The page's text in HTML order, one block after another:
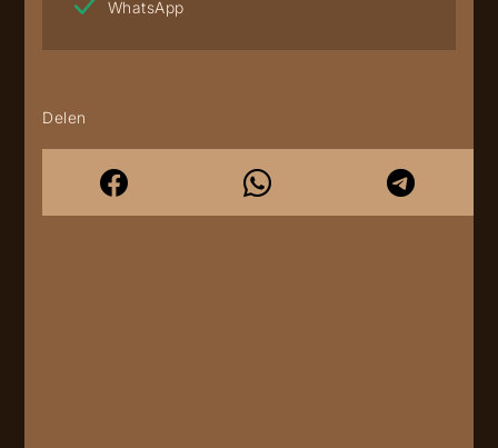
WhatsApp
Delen